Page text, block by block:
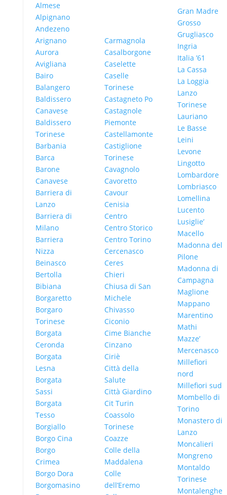
Almese
Alpignano
Andezeno
Arignano
Aurora
Avigliana
Bairo
Balangero
Baldissero
Canavese
Baldissero
Torinese
Barbania
Barca
Barone
Canavese
Barriera di
Lanzo
Barriera di
Milano
Barriera
Nizza
Beinasco
Bertolla
Bibiana
Borgaretto
Borgaro
Torinese
Borgata
Ceronda
Borgata
Lesna
Borgata
Sassi
Borgata
Tesso
Borgiallo
Borgo Cina
Borgo
Crimea
Borgo Dora
Borgomasino
Carmagnola
Casalborgone
Caselette
Caselle
Torinese
Castagneto Po
Castagnole
Piemonte
Castellamonte
Castiglione
Torinese
Cavagnolo
Cavoretto
Cavour
Cenisia
Centro
Centro Storico
Centro Torino
Cercenasco
Ceres
Chieri
Chiusa di San
Michele
Chivasso
Ciconio
Cime Bianche
Cinzano
Ciriè
Città della
Salute
Città Giardino
Cit Turin
Coassolo
Torinese
Coazze
Colle della
Maddalena
Colle
dell’Eremo
Gran Madre
Grosso
Grugliasco
Ingria
Italia ’61
La Cassa
La Loggia
Lanzo
Torinese
Lauriano
Le Basse
Leini
Levone
Lingotto
Lombardore
Lombriasco
Lomellina
Lucento
Lusiglie’
Macello
Madonna del
Pilone
Madonna di
Campagna
Maglione
Mappano
Marentino
Mathi
Mazze’
Mercenasco
Millefiori
nord
Millefiori sud
Mombello di
Torino
Monastero di
Lanzo
Moncalieri
Mongreno
Montaldo
Torinese
Montalenghe